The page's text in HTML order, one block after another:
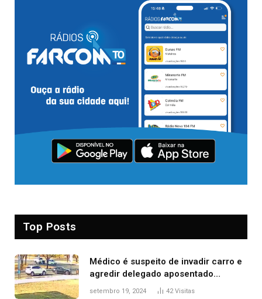
Top Posts
Médico é suspeito de invadir carro e
agredir delegado aposentado
durante confusão no trânsito
setembro 19, 2024 42Visitas